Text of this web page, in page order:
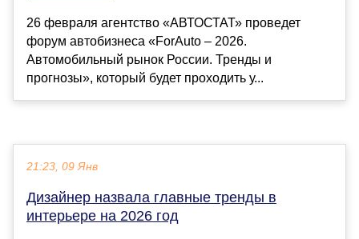
26 февраля агентство «АВТОСТАТ» проведет
форум автобизнеса «ForAuto – 2026.
Автомобильный рынок России. Тренды и
прогнозы», который будет проходить у...
21:23, 09 Янв
Дизайнер назвала главные тренды в
интерьере на 2026 год